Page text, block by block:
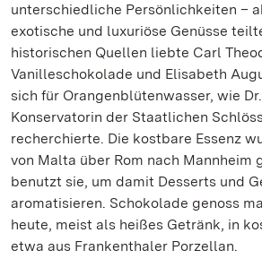
unterschiedliche Persönlichkeiten –
exotische und luxuriöse Genüsse
historischen Quellen liebte Carl
Vanilleschokolade und Elisabeth
sich für Orangenblütenwasser, wie
Konservatorin der Staatlichen
recherchierte. Die kostbare Essenz
von Malta über Rom nach Mannheim
benutzt sie, um damit Desserts und
aromatisieren. Schokolade genoss
heute, meist als heißes Getränk, in
etwa aus Frankenthaler Porzellan.